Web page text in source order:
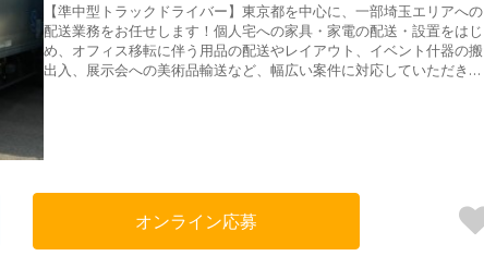
【準中型トラックドライバー】東京都を中心に、一部埼玉エリアへの
配送業務をお任せします！個人宅への家具・家電の配送・設置をはじ
め、オフィス移転に伴う用品の配送やレイアウト、イベント什器の搬
出入、展示会への美術品輸送など、幅広い案件に対応していただきま
作業で、お客様から高い評価をいただいているやりがいのあるお仕事
です！＜エリア＞東京都を中心に、一部埼玉＜件数＞1日18件程※最
初は1拠点ずつの配送が基本となります。＜走行距離＞1日あたり
オンライン応募